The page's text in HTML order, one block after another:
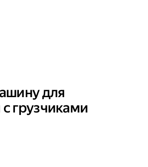
для
грузчиками